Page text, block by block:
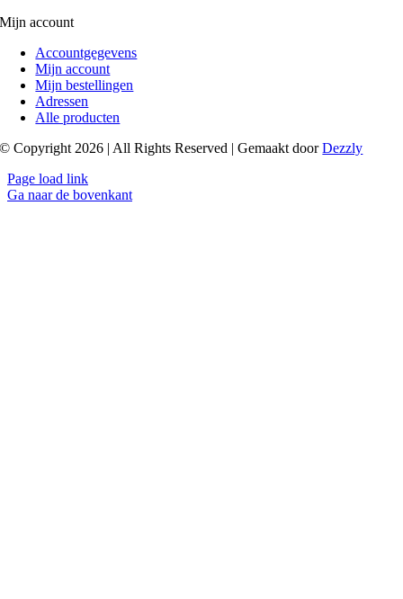
Mijn account
Accountgegevens
Mijn account
Mijn bestellingen
Adressen
Alle producten
© Copyright 2026 | All Rights Reserved | Gemaakt doorDezzly
Page load link
Ga naar de bovenkant